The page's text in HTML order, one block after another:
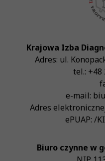
Krajowa Izba
Adres: ul.
tel.: +48
e-mail:
Adres
ePUAP: /
Biuro czynne w